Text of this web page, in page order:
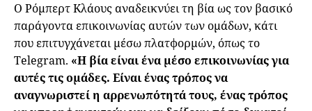
Ο Ρόμπερτ Κλάους αναδεικνύει τη βία ως τον βασικό
παράγοντα επικοινωνίας αυτών των ομάδων, κάτι
που επιτυγχάνεται μέσω πλατφορμών, όπως το
Telegram. «Η βία είναι ένα μέσο επικοινωνίας για
αυτές τις ομάδες. Είναι ένας τρόπος να
αναγνωριστεί η αρρενωπότητά τους, ένας τρόπος